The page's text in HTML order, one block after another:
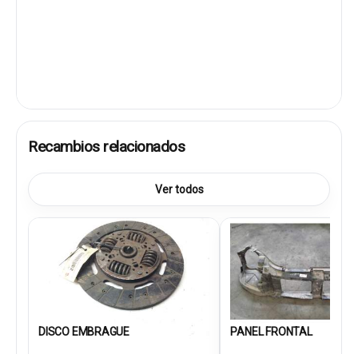
Recambios relacionados
Ver todos
DISCO EMBRAGUE PANEL FRONTAL